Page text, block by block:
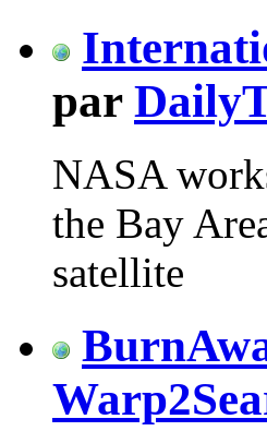
par
NASA
the Bay
satellite